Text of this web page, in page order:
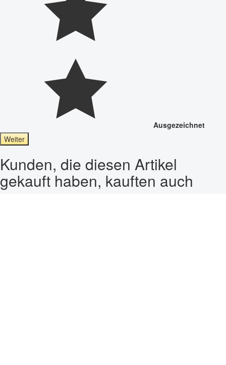
Ausgezeichnet
Weiter
Kunden, die diesen Artikel
gekauft haben, kauften auch